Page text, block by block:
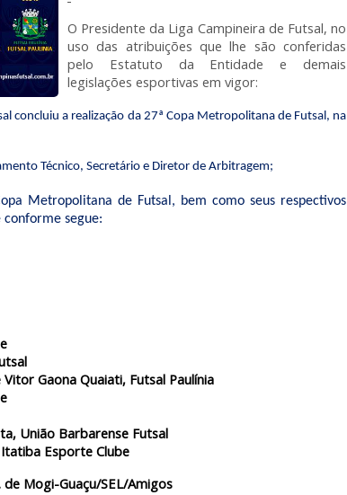
O Presidente da Liga Campineira de Futsal, no
uso das atribuições que lhe são conferidas
pelo Estatuto da Entidade e demais
legislações esportivas em vigor:
concluiu a realização da 27ª Copa Metropolitanade Futsal, na
Técnico, Secretário e Diretor de Arbitragem;
Metropolitana de Futsal, bem como seus respectivos
conforme segue:
Vitor Gaona Quaiati, Futsal Paulínia
União Barbarense Futsal
Esporte Clube
de Mogi-Guaçu/SEL/Amigos